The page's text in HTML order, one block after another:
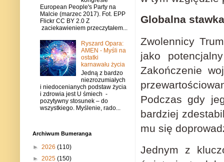
Globalna
Zwolennicy
jako
Zakończenie
Podczas gdy
bardziej
mu się
Jednym z
European People's Party na
Malcie (marzec 2017). Fot. EPP
Flickr CC BY 2.0 Z
zaciekawieniem przeczytałem...
Ryszard Opara:
AMEN - Myśli na
ostatki
karnawału życia
Jedną z bardzo
niezrozumiałych
i niedocenianych podstaw życia
i zdrowia jest U śmiech -
pozytywny stosunek – do
wszystkiego. Myślenie, rado...
Archiwum Bumeranga
► 2026 (110)
► 2025 (150)